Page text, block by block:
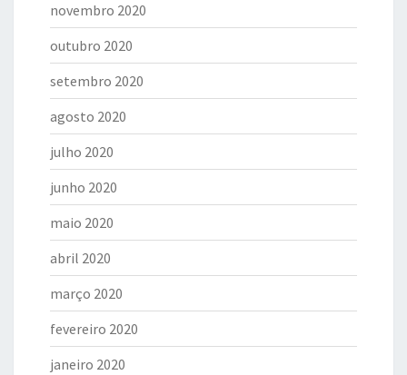
novembro 2020
outubro 2020
setembro 2020
agosto 2020
julho 2020
junho 2020
maio 2020
abril 2020
março 2020
fevereiro 2020
janeiro 2020